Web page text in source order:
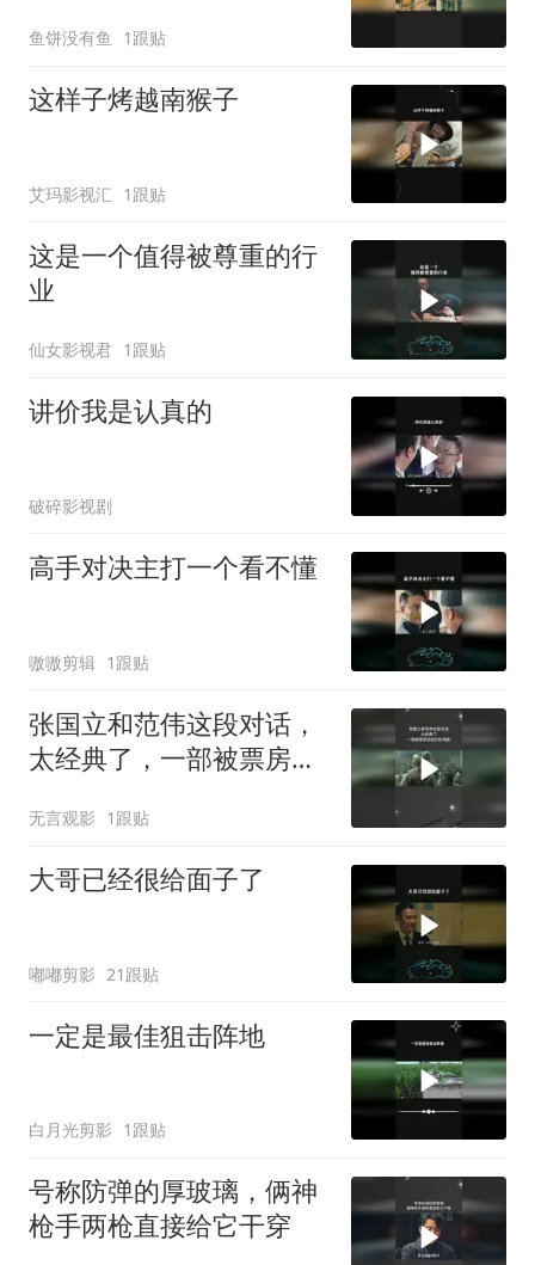
鱼饼没有鱼 1跟贴
这样子烤越南猴子
艾玛影视汇 1跟贴
这是一个值得被尊重的行
业
仙女影视君 1跟贴
讲价我是认真的
破碎影视剧
高手对决主打一个看不懂
嗷嗷剪辑 1跟贴
张国立和范伟这段对话，
太经典了，一部被票房低
无言观影 1跟贴
大哥已经很给面子了
嘟嘟剪影 21跟贴
一定是最佳狙击阵地
白月光剪影 1跟贴
号称防弹的厚玻璃，俩神
枪手两枪直接给它干穿